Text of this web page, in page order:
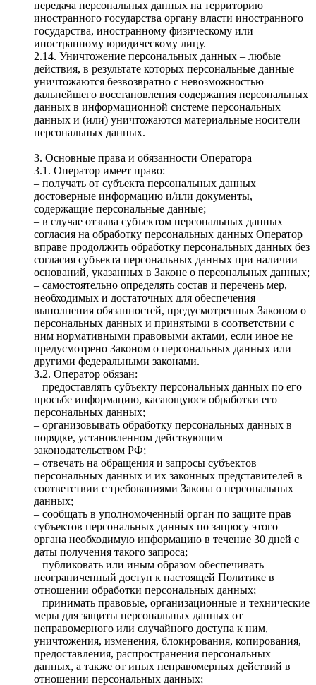
передача персональных данных на территорию
иностранного государства органу власти иностранного
государства, иностранному физическому или
иностранному юридическому лицу.
2.14. Уничтожение персональных данных – любые
действия, в результате которых персональные данные
уничтожаются безвозвратно с невозможностью
дальнейшего восстановления содержания персональных
данных в информационной системе персональных
данных и (или) уничтожаются материальные носители
персональных данных.
3. Основные права и обязанности Оператора
3.1. Оператор имеет право:
– получать от субъекта персональных данных
достоверные информацию и/или документы,
содержащие персональные данные;
– в случае отзыва субъектом персональных данных
согласия на обработку персональных данных Оператор
вправе продолжить обработку персональных данных без
согласия субъекта персональных данных при наличии
оснований, указанных в Законе о персональных данных;
– самостоятельно определять состав и перечень мер,
необходимых и достаточных для обеспечения
выполнения обязанностей, предусмотренных Законом о
персональных данных и принятыми в соответствии с
ним нормативными правовыми актами, если иное не
предусмотрено Законом о персональных данных или
другими федеральными законами.
3.2. Оператор обязан:
– предоставлять субъекту персональных данных по его
просьбе информацию, касающуюся обработки его
персональных данных;
– организовывать обработку персональных данных в
порядке, установленном действующим
законодательством РФ;
– отвечать на обращения и запросы субъектов
персональных данных и их законных представителей в
соответствии с требованиями Закона о персональных
данных;
– сообщать в уполномоченный орган по защите прав
субъектов персональных данных по запросу этого
органа необходимую информацию в течение 30 дней с
даты получения такого запроса;
– публиковать или иным образом обеспечивать
неограниченный доступ к настоящей Политике в
отношении обработки персональных данных;
– принимать правовые, организационные и технические
меры для защиты персональных данных от
неправомерного или случайного доступа к ним,
уничтожения, изменения, блокирования, копирования,
предоставления, распространения персональных
данных, а также от иных неправомерных действий в
отношении персональных данных;